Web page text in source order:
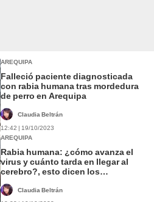
AREQUIPA
Falleció paciente diagnosticada
con rabia humana tras mordedura
de perro en Arequipa
Claudia Beltrán
12:42 | 19/10/2023
AREQUIPA
Rabia humana: ¿cómo avanza el
virus y cuánto tarda en llegar al
cerebro?, esto dicen los
Claudia Beltrán